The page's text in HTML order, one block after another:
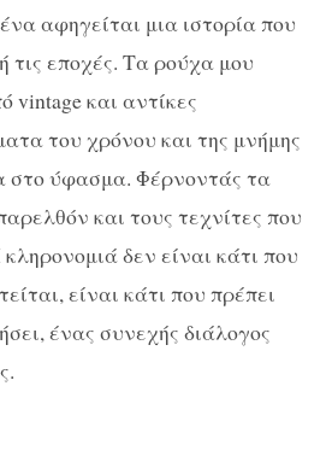
αφηγείται μια ιστορία που
τις εποχές. Τα ρούχα μου
vintageκαι αντίκες
του χρόνου και της μνήμης
στο ύφασμα. Φέρνοντάς τα
και τους τεχνίτες που
δεν είναι κάτι που
είναι κάτι που πρέπει
ένας συνεχής διάλογος